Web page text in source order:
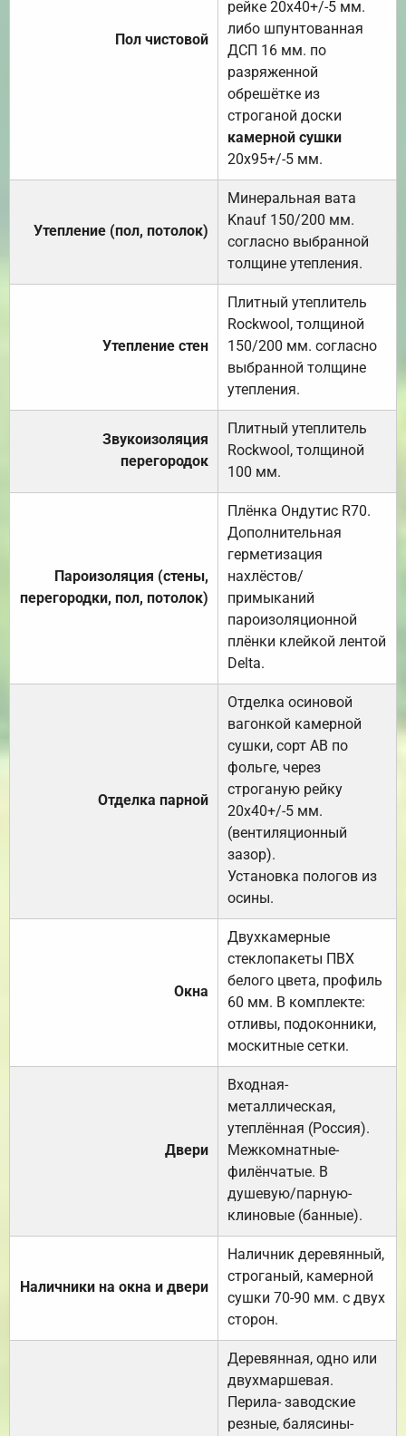
Пол чистовой
рейке 20х40+/-5 мм.
либо шпунтованная
ДСП 16 мм. по
разряженной
обрешётке из
строганой доски
камерной сушки
20х95+/-5 мм.
Утепление (пол, потолок)
Минеральная вата
Knauf 150/200 мм.
согласно выбранной
толщине утепления.
Утепление стен
Плитный утеплитель
Rockwool, толщиной
150/200 мм. согласно
выбранной толщине
утепления.
Звукоизоляция
перегородок
Плитный утеплитель
Rockwool, толщиной
100 мм.
Пароизоляция (стены,
перегородки, пол, потолок)
Плёнка Ондутис R70.
Дополнительная
герметизация
нахлёстов/
примыканий
пароизоляционной
плёнки клейкой лентой
Delta.
Отделка парной
Отделка осиновой
вагонкой камерной
сушки, сорт АВ по
фольге, через
строганую рейку
20х40+/-5 мм.
(вентиляционный
зазор).
Установка пологов из
осины.
Окна
Двухкамерные
стеклопакеты ПВХ
белого цвета, профиль
60 мм. В комплекте:
отливы, подоконники,
москитные сетки.
Двери
Входная-
металлическая,
утеплённая (Россия).
Межкомнатные-
филёнчатые. В
душевую/парную-
клиновые (банные).
Наличники на окна и двери
Наличник деревянный,
строганый, камерной
сушки 70-90 мм. с двух
сторон.
Деревянная, одно или
двухмаршевая.
Перила- заводские
резные, балясины-